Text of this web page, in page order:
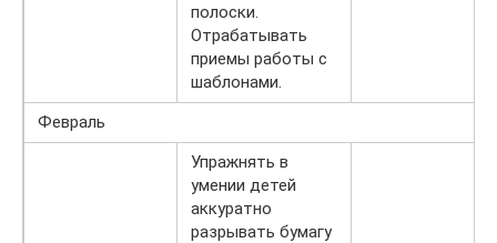
полоски.
Отрабатывать
приемы работы с
шаблонами.
Февраль
Упражнять в
умении детей
аккуратно
разрывать бумагу